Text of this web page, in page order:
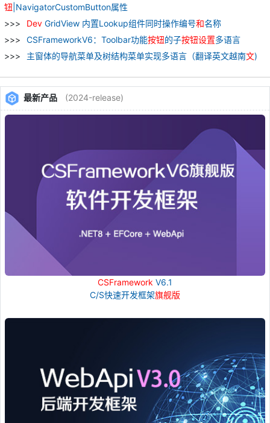
钮 |NavigatorCustomButton属性
Dev GridView 内置Lookup组件同时操作编号和名称
CSFrameworkV6：Toolbar功能按钮的子按钮设置多语言
主窗体的导航菜单及树结构菜单实现多语言（翻译英文越南文)
最新产品 (2024-release)
CSFramework V6.1
C/S快速开发框架旗舰版